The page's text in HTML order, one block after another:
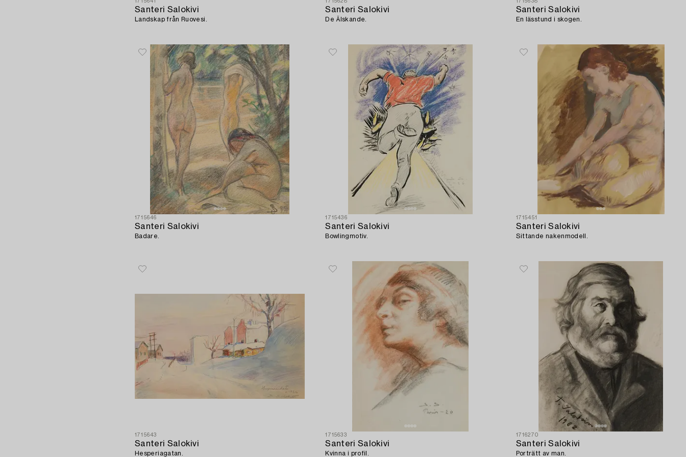
1715641
Santeri Salokivi
Landskap från Ruovesi.
1715628
Santeri Salokivi
De Älskande.
1715638
Santeri Salokivi
En lässtund i skogen.
1715646
Santeri Salokivi
Badare.
1715436
Santeri Salokivi
Bowlingmotiv.
1715451
Santeri Salokivi
Sittande nakenmodell.
1715643
Santeri Salokivi
Hesperiagatan.
1715633
Santeri Salokivi
Kvinna i profil.
1716270
Santeri Salokivi
Porträtt av man.